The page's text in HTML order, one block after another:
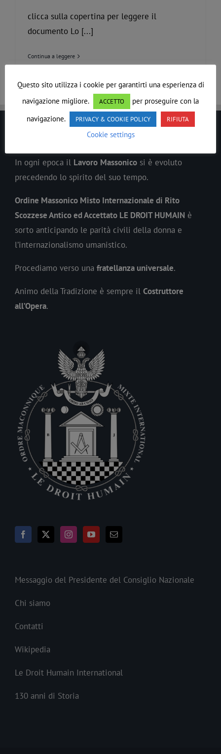
clicca sulla copertina per leggere il
documento Lo [...]
Continua a leggere
In ogni epoca il Lavoro Massonico si è evoluto
precedendo lo spirito del suo tempo.
Ordine Massonico Misto Internazionale di Rito
Scozzese Antico ed Accettato LE DROIT HUMAIN è
sorto anticipando le parità civili della donna e
l’internazionalismo umanistico.
Procediamo verso una fratellanza universale.
Animo della Tradizione è sempre il Costruttore
all’Opera.
Messaggio del Presidente del Consiglio Nazionale
Chi siamo
Contatti
Wikipedia
Le Droit Humain International
130 anni di Storia
Questo sito utilizza i cookie per garantirti una esperienza di
navigazione migliore.
ACCETTO
per proseguire con la
navigazione.
PRIVACY & COOKIE POLICY RIFIUTA
Cookie settings